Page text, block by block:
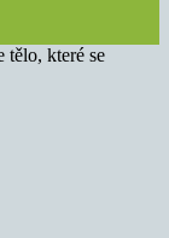
tělo, které se